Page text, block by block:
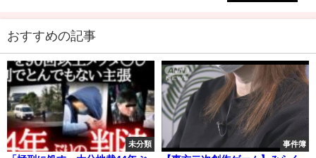
おすすめの記事
未分類 事件簿